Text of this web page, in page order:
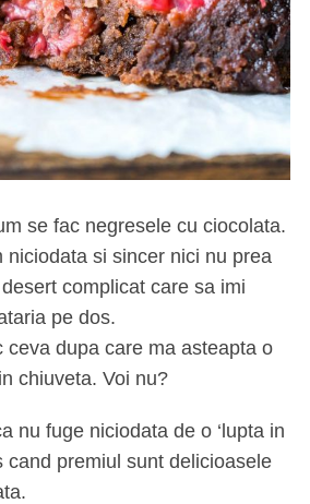
se fac negresele cu ciocolata.
niciodata si sincer nici nu prea
complicat care sa imi
pe dos.
ceva dupa care ma asteapta o
chiuveta. Voi nu?
nu fuge niciodata de o ‘lupta in
cand premiul sunt delicioasele